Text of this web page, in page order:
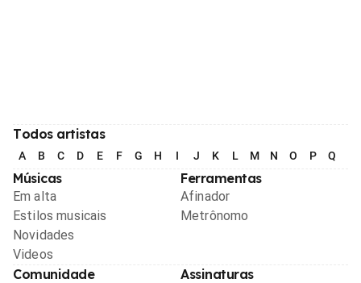
Todos artistas
A B C D E F G H I J K L M N O P Q
Músicas
Em alta
Estilos musicais
Novidades
Videos
Ferramentas
Afinador
Metrônomo
Comunidade Assinaturas